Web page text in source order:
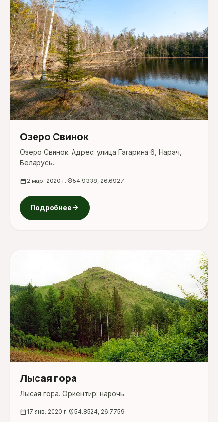
Озеро Свинок
Озеро Свинок. Адрес: улица Гагарина 6, Нарач,
Беларусь.
calendar_today 2 мар. 2020 г. location_on54.9338, 26.6927
Подробнее arrow_forward
Лысая гора
Лысая гора. Ориентир: нарочь.
calendar_today 17 янв. 2020 г. location_on54.8524, 26.7759